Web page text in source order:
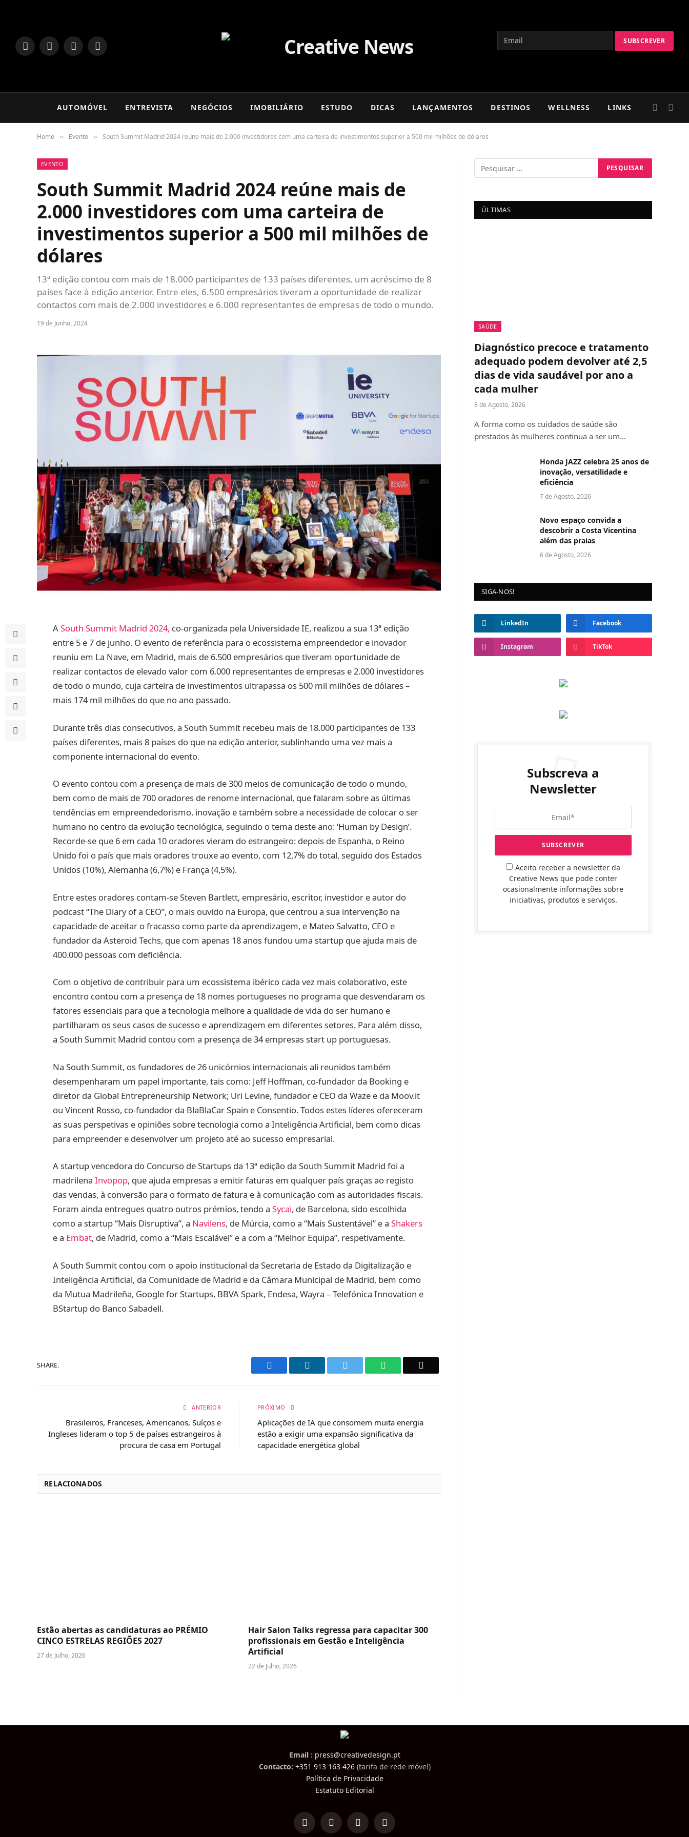
LinkedInFacebookInstagram
TikTok
AUTOMÓVEL ENTREVISTA NEGÓCIOS IMOBILIÁRIO ESTUDO DICAS LANÇAMENTOS DESTINOS WELLNESS LINKS
Home » Evento » South Summit Madrid 2024 reúne mais de 2.000 investidores com uma carteira de investimentos superior a 500 mil milhões de dólares
EVENTO
South Summit Madrid 2024 reúne mais de
2.000 investidores com uma carteira de
investimentos superior a 500 mil milhões de
dólares
13ª edição contou com mais de 18.000 participantes de 133 países diferentes, um acréscimo de 8
países face à edição anterior. Entre eles, 6.500 empresários tiveram a oportunidade de realizar
contactos com mais de 2.000 investidores e 6.000 representantes de empresas de todo o mundo.
19 de Junho, 2024
ASouth Summit Madrid 2024, co-organizada pela Universidade IE, realizou a sua 13ª edição
entre 5 e 7 de junho. O evento de referência para o ecossistema empreendedor e inovador
reuniu em La Nave, em Madrid, mais de 6.500 empresários que tiveram oportunidade de
realizar contactos de elevado valor com 6.000 representantes de empresas e 2.000 investidores
de todo o mundo, cuja carteira de investimentos ultrapassa os 500 mil milhões de dólares –
mais 174 mil milhões do que no ano passado.
Durante três dias consecutivos, a South Summit recebeu mais de 18.000 participantes de 133
países diferentes, mais 8 países do que na edição anterior, sublinhando uma vez mais a
componente internacional do evento.
O evento contou com a presença de mais de 300 meios de comunicação de todo o mundo,
bem como de mais de 700 oradores de renome internacional, que falaram sobre as últimas
tendências em empreendedorismo, inovação e também sobre a necessidade de colocar o ser
humano no centro da evolução tecnológica, seguindo o tema deste ano: ‘Human by Design’.
Recorde-se que 6 em cada 10 oradores vieram do estrangeiro: depois de Espanha, o Reino
Unido foi o país que mais oradores trouxe ao evento, com 12,7% do total, seguido dos Estados
Unidos (10%), Alemanha (6,7%) e França (4,5%).
Entre estes oradores contam-se Steven Bartlett, empresário, escritor, investidor e autor do
podcast “The Diary of a CEO”, o mais ouvido na Europa, que centrou a sua intervenção na
capacidade de aceitar o fracasso como parte da aprendizagem, e Mateo Salvatto, CEO e
fundador da Asteroid Techs, que com apenas 18 anos fundou uma startup que ajuda mais de
400.000 pessoas com deficiência.
Com o objetivo de contribuir para um ecossistema ibérico cada vez mais colaborativo, este
encontro contou com a presença de 18 nomes portugueses no programa que desvendaram os
fatores essenciais para que a tecnologia melhore a qualidade de vida do ser humano e
partilharam os seus casos de sucesso e aprendizagem em diferentes setores. Para além disso,
a South Summit Madrid contou com a presença de 34 empresas start up portuguesas.
Na South Summit, os fundadores de 26 unicórnios internacionais ali reunidos também
desempenharam um papel importante, tais como: Jeff Hoffman, co-fundador da Booking e
diretor da Global Entrepreneurship Network; Uri Levine, fundador e CEO da Waze e da Moov.it
ou Vincent Rosso, co-fundador da BlaBlaCar Spain e Consentio. Todos estes líderes ofereceram
as suas perspetivas e opiniões sobre tecnologia como a Inteligência Artificial, bem como dicas
para empreender e desenvolver um projeto até ao sucesso empresarial.
A startup vencedora do Concurso de Startups da 13ª edição da South Summit Madrid foi a
madrilena Invopop, que ajuda empresas a emitir faturas em qualquer país graças ao registo
das vendas, à conversão para o formato de fatura e à comunicação com as autoridades fiscais.
Foram ainda entregues quatro outros prémios, tendo a Sycai, de Barcelona, sido escolhida
como a startup “Mais Disruptiva”, a Navilens, de Múrcia, como a “Mais Sustentável” e a Shakers
e a Embat, de Madrid, como a “Mais Escalável” e a com a “Melhor Equipa”, respetivamente.
A South Summit contou com o apoio institucional da Secretaria de Estado da Digitalização e
Inteligência Artificial, da Comunidade de Madrid e da Câmara Municipal de Madrid, bem como
da Mutua Madrileña, Google for Startups, BBVA Spark, Endesa, Wayra – Telefónica Innovation e
BStartup do Banco Sabadell.
SHARE. Facebook LinkedIn WhatsApp
ANTERIOR
Brasileiros, Franceses, Americanos, Suíços e
Ingleses lideram o top 5 de países estrangeiros à
procura de casa em Portugal
PRÓXIMO
Aplicações de IA que consomem muita energia
estão a exigir uma expansão significativa da
capacidade energética global
RELACIONADOS
Estão abertas as candidaturas ao PRÉMIO
CINCO ESTRELAS REGIÕES 2027
27 de Julho, 2026
Hair Salon Talks regressa para capacitar 300
profissionais em Gestão e Inteligência
Artificial
22 de Julho, 2026
ÚLTIMAS
SAÚDE
Diagnóstico precoce e tratamento
adequado podem devolver até 2,5
dias de vida saudável por ano a
cada mulher
8 de Agosto, 2026
A forma como os cuidados de saúde são
prestados às mulheres continua a ser um…
Honda JAZZ celebra 25 anos de
inovação, versatilidade e
eficiência
7 de Agosto, 2026
Novo espaço convida a
descobrir a Costa Vicentina
além das praias
6 de Agosto, 2026
SIGA-NOS!
LinkedIn Facebook
Instagram TikTok
Subscreva a
Newsletter
Aceito receber a newsletter da
Creative News que pode conter
ocasionalmente informações sobre
iniciativas, produtos e serviços.
Email : press@creativedesign.pt
Contacto: +351 913 163 426(tarifa de rede móvel)
Política de Privacidade
Estatuto Editorial
LinkedInFacebookInstagramTikTok